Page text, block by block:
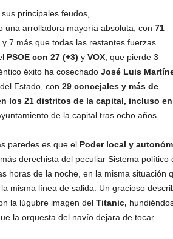
principales feudos,
una arrolladora mayoría absoluta, con 71
y 7 más que todas las restantes fuerzas
PSOE con 27 (+3) yVOX, que pierde 3
éxito ha cosechado José Luis
Estado, con 29 concejales y más de
los 21 distritos de la capital, incluso en
de la capital tras ocho años.
paredes es que el Poder local y
derechista del peculiar Sistema político
horas de la noche, en la misma situación
misma línea de salida. Un gracioso
la lúgubre imagen del Titanic,
la orquesta del navío dejara de tocar.